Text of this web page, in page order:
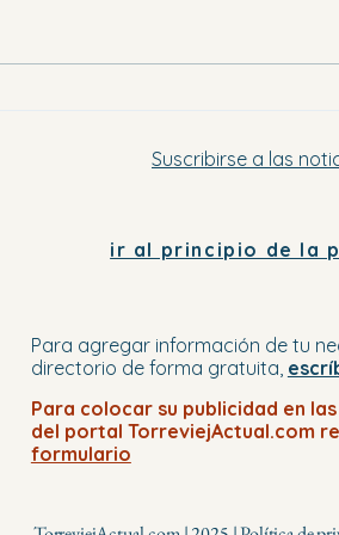
Suscribirse a las
ir al principio de la
Para agregar información de tu
directorio de forma gratuita,
Para colocar su publicidad en
del portal TorreviejActual.com
formulario